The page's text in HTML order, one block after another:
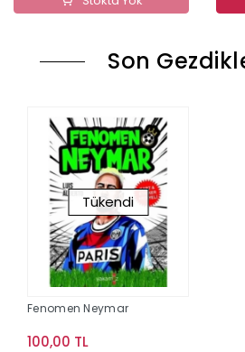
Son
Tükendi
Fenomen Neymar
100,00 TL